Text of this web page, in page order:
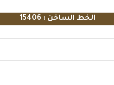
الخط الساخن : 15406